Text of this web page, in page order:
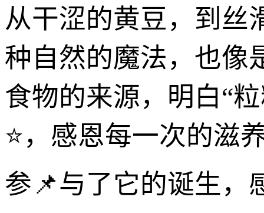
从干涩的黄豆，到丝
种自然的魔法，也像
食物的来源，明白“
⭐，感恩每一次的滋
参📌与了它的诞生，